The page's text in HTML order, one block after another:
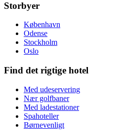
Storbyer
København
Odense
Stockholm
Oslo
Find det rigtige hotel
Med udeservering
Nær golfbaner
Med ladestationer
Spahoteller
Børnevenligt